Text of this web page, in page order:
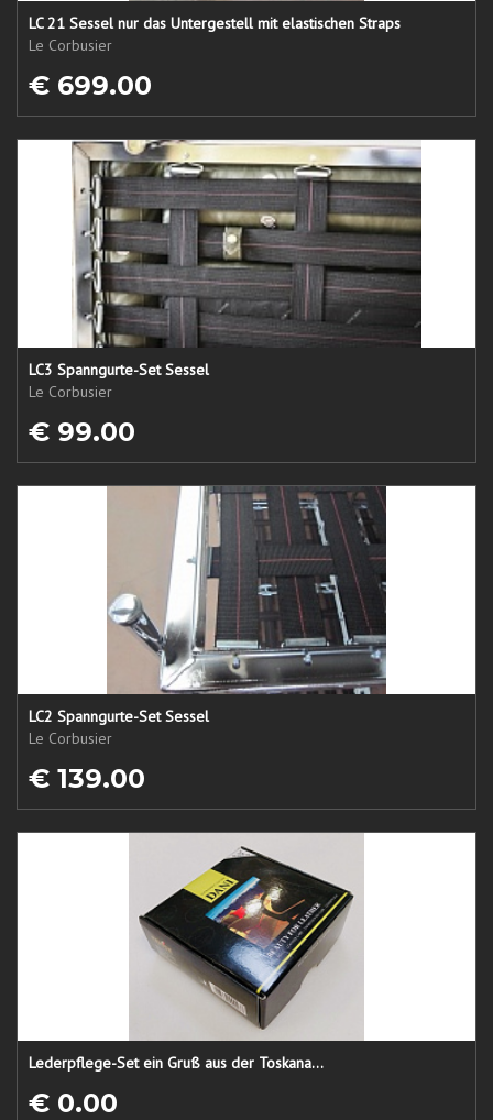
LC 21 Sessel nur das Untergestell mit elastischen Straps
Le Corbusier
€ 699.00
LC3 Spanngurte-Set Sessel
Le Corbusier
€ 99.00
LC2 Spanngurte-Set Sessel
Le Corbusier
€ 139.00
Lederpflege-Set ein Gruß aus der Toskana...
€ 0.00